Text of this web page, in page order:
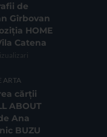
de
Gîrbovan
HOME
Catena
ARTA
cărții
ABOUT
Ana
BUZU